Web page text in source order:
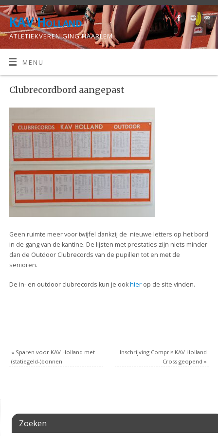
KAV Holland
ATLETIEKVERENIGING HAARLEM
MENU
Clubrecordbord aangepast
Geen ruimte meer voor twijfel dankzij de nieuwe letters op het bord
in de gang van de kantine. De lijsten met prestaties zijn niets minder
dan de Outdoor Clubrecords van de pupillen tot en met de
senioren.
De in- en outdoor clubrecords kun je ookhierop de site vinden.
«Sparen voor KAV Holland met
(statiegeld-)bonnen
Inschrijving Compris KAV Holland
Cross geopend»
Zoeken